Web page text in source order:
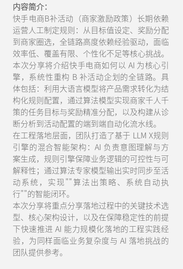
内容简介：
快手电商B补活动（商家激励政策）长期依赖
运营人工制定规则：从目标值设定、奖励分配
到商家圈选，全链路高度依赖经验驱动，面临
效率低、覆盖有限、个性化不足等核心挑战。
本次分享将介绍快手电商如何以 AI 为核心引
擎，系统性重构 B 补活动企划的全链路。具
体包括：利用大语言模型将产品需求转化为结
构化规则配置，通过算法模型实现商家千人千
策的任务目标与奖励精准分配，以及构建从诊
断分析到活动配置的端到端自动化流水线。
在工程落地层面，团队打造了基于 LLM X规则
引擎的混合智能架构：AI 负责意图理解与方
案生成，规则引擎保障业务逻辑的可控性与可
解释性；通过算法专家模型输出实时同步至活
动系统，实现""算法出策略、系统自动执
行""的智能闭环。
本次分享将重点分享落地过程中的关键技术选
型、核心架构设计，以及在保障稳定性的前提
下快速推进 AI 能力规模化落地的工程实践经
验，为同样面临业务复杂度与 AI 落地挑战的
团队提供参考。